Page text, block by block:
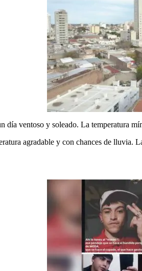
día ventoso y soleado. La temperatura
agradable y con chances de lluvia.